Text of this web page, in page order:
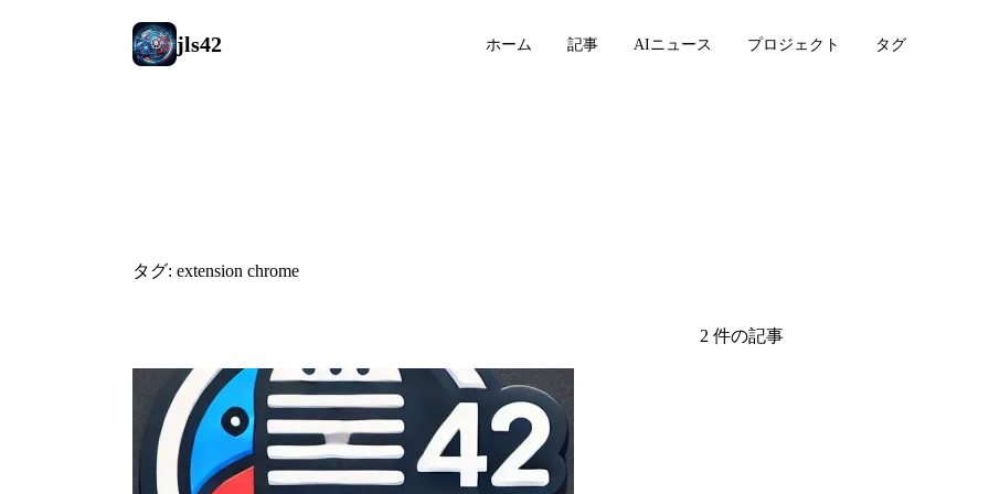
jls42 ホーム 記事 AIニュース プロジェクト タグ
タグ: extension chrome
2 件の記事